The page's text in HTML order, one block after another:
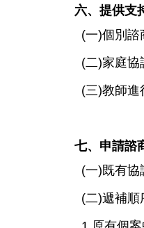
六、提供支
(一)個別諮
(二)家庭協
(三)教師進
七、申請諮
(一)既有協
(二)遞補順